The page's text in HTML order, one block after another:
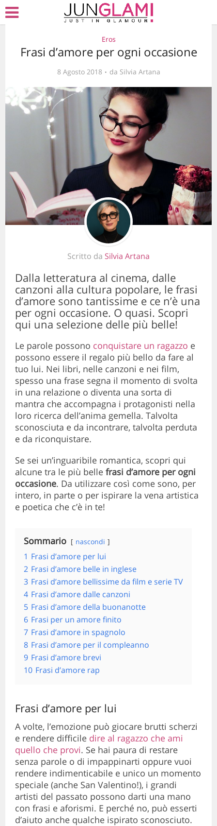
Eros
Frasi d’amore per ogni occasione
8 Agosto 2018 da Silvia Artana
Scritto da Silvia Artana
Dalla letteratura al cinema, dalle
canzoni alla cultura popolare, le frasi
d’amore sono tantissime e ce n’è una
per ogni occasione. O quasi. Scopri
qui una selezione delle più belle!
Le parole possono conquistare un ragazzo e
possono essere il regalo più bello da fare al
tuo lui. Nei libri, nelle canzoni e nei film,
spesso una frase segna il momento di svolta
in una relazione o diventa una sorta di
mantra che accompagna i protagonisti nella
loro ricerca dell’anima gemella. Talvolta
sconosciuta e da incontrare, talvolta perduta
e da riconquistare.
Se sei un’inguaribile romantica, scopri qui
alcune tra le più bellefrasi d’amore per ogni
occasione. Da utilizzare così come sono, per
intero, in parte o per ispirare la vena artistica
e poetica che c’è in te!
Sommario nascondi
1 Frasi d’amore per lui
2 Frasi d’amore belle in inglese
3 Frasi d’amore bellissime da film e serie TV
4 Frasi d’amore dalle canzoni
5 Frasi d’amore della buonanotte
6 Frasi per un amore finito
7 Frasi d’amore in spagnolo
8 Frasi d’amore per il compleanno
9 Frasi d’amore brevi
10 Frasi d’amore rap
Frasi d’amore per lui
A volte, l’emozione può giocare brutti scherzi
e rendere difficile dire al ragazzo che ami
quello che provi. Se hai paura di restare
senza parole o di impappinarti oppure vuoi
rendere indimenticabile e unico un momento
speciale (anche San Valentino!), i grandi
artisti del passato possono darti una mano
con frasi e aforismi. E perché no, può esserti
d’aiuto anche qualche ispirato sconosciuto.